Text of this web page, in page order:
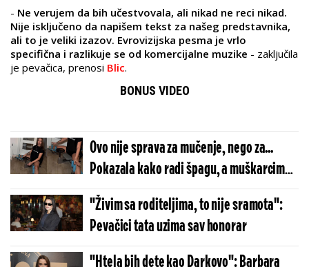
- Ne verujem da bih učestvovala, ali nikad ne reci nikad.
Nije isključeno da napišem tekst za našeg predstavnika,
ali to je veliki izazov. Evrovizijska pesma je vrlo
specifična i razlikuje se od komercijalne muzike - zaključila
je pevačica, prenosi Blic.
BONUS VIDEO
Ovo nije sprava za mučenje, nego za...
Pokazala kako radi špagu, a muškarcima
pale vilice (VIDEO)
"Živim sa roditeljima, to nije sramota":
Pevačici tata uzima sav honorar
"Htela bih dete kao Darkovo": Barbara